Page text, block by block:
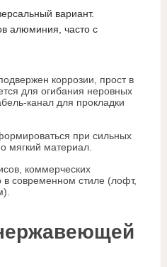
вариант.
алюминия, часто с
коррозии, прост в
для огибания неровных
канал для прокладки
при сильных
мягкий материал.
коммерческих
современном стиле (лофт,